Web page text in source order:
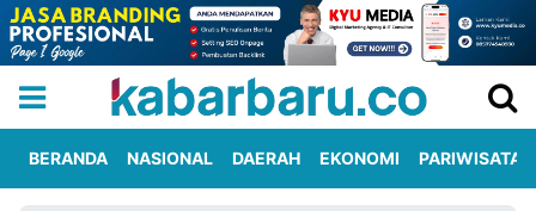
BERANDA NASIONAL DAERAH EKONOMI PARIWISATA